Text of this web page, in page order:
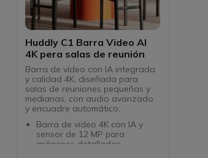
Huddly C1 Barra Video AI
4K pera salas de reunión
Barra de vídeo con IA integrada
y calidad 4K, diseñada para
salas de reuniones pequeñas y
medianas, con audio avanzado
y encuadre automático.
Barra de vídeo 4K con IA y
sensor de 12 MP para
imágenes detalladas